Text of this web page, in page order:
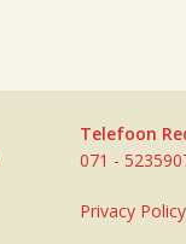
Telefoon
071 -
Privacy Policy